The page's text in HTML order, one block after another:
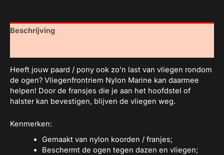
Beschrijving
Heeft jouw paard / pony ook zo’n last van vliegen rondom
de ogen? Vliegenfrontriem Nylon Marine kan daarmee
helpen! Door de fransjes die je aan het hoofdstel of
halster kan bevestigen, blijven de vliegen weg.
Kenmerken:
Gemaakt van nylon koorden / franjes;
Beschermt de ogen tegen dazen en vliegen;